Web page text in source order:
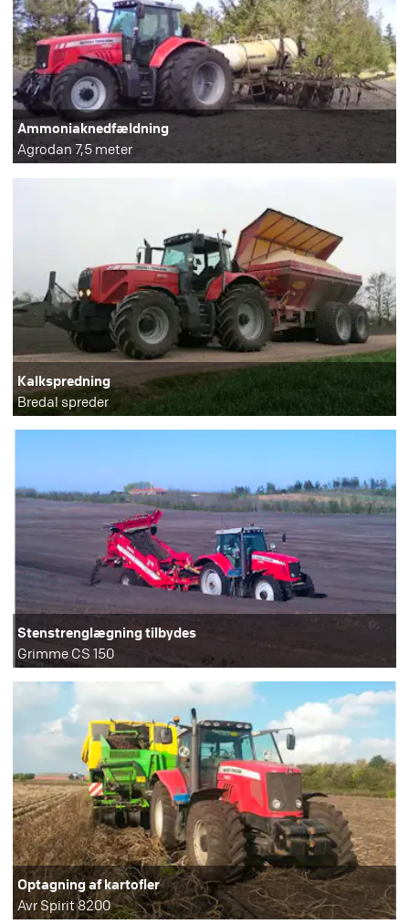
Ammoniaknedfældning
Agrodan 7,5 meter
Kalkspredning
Bredal spreder
Stenstrenglægning tilbydes
Grimme CS 150
Optagning af kartofler
Avr Spirit 8200